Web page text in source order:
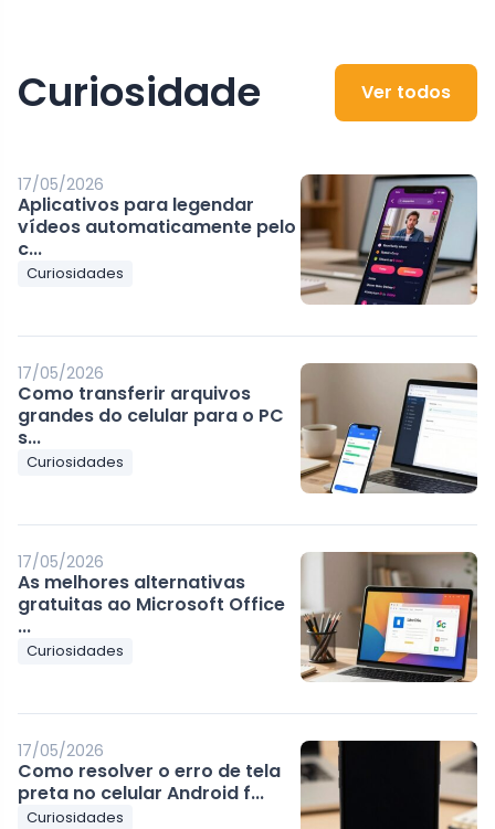
Curiosidade Ver todos
17/05/2026
Aplicativos para legendar
vídeos automaticamente pelo
c...
Curiosidades
17/05/2026
Como transferir arquivos
grandes do celular para o PC
s...
Curiosidades
17/05/2026
As melhores alternativas
gratuitas ao Microsoft Office
...
Curiosidades
17/05/2026
Como resolver o erro de tela
preta no celular Android f...
Curiosidades